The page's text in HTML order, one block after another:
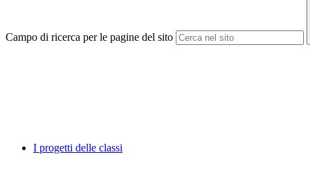
Campo di ricerca per le pagine del sito
I progetti delle classi